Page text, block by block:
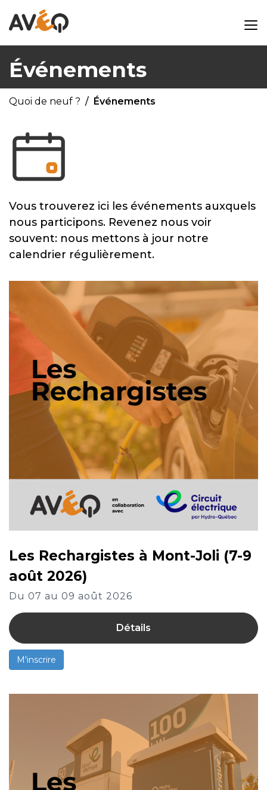
Événements
Quoi de neuf ? Événements
Vous trouverez ici les événements auxquels
nous participons. Revenez nous voir
souvent: nous mettons à jour notre
calendrier régulièrement.
Les Rechargistes à Mont-Joli (7-9
août 2026)
Du 07 au 09 août 2026
Détails
M'inscrire